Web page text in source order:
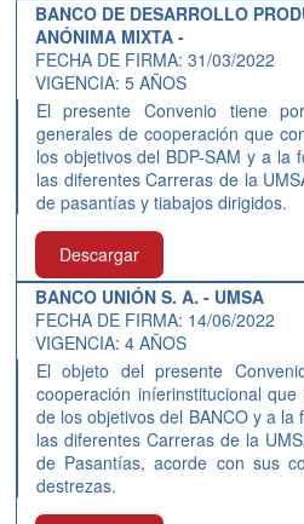
BANCO DE DESARROLLO
ANÓNIMA MIXTA -
FECHA DE FIRMA: 31/03/2022
VIGENCIA: 5 AÑOS
El presente Convenio tiene
generales de cooperación que
los objetivos del BDP-SAM y a la
las diferentes Carreras de la
de pasantías y tiabajos dirigidos.
Descargar
BANCO UNIÓN S. A. - UMSA
FECHA DE FIRMA: 14/06/2022
VIGENCIA: 4 AÑOS
El objeto del presente
cooperación iníerinstitucional
de los objetivos del BANCO y a
las diferentes Carreras de la
de Pasantías, acorde con sus
destrezas.